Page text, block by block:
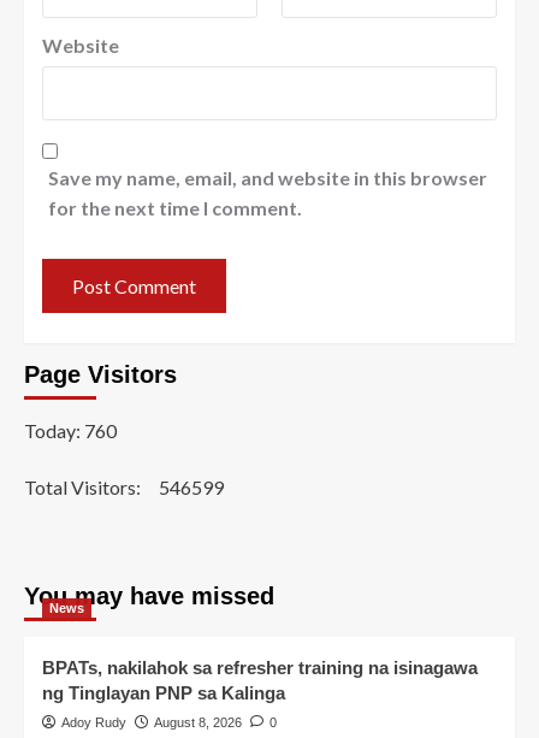
Website
Save my name, email, and website in this browser
for the next time I comment.
Page Visitors
Today: 760
Total Visitors: 546599
You may have missed
News
BPATs, nakilahok sa refresher training na isinagawa
ng Tinglayan PNP sa Kalinga
Adoy Rudy August 8, 2026 0